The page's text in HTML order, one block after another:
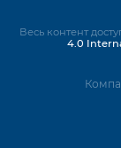
Весь контент
4.0